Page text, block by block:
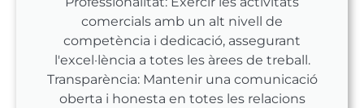
comercials amb un alt nivell de
competència i dedicació, assegurant
l'excel·lència a totes les àrees de treball.
Transparència: Mantenir una comunicació
oberta i honesta en totes les relacions